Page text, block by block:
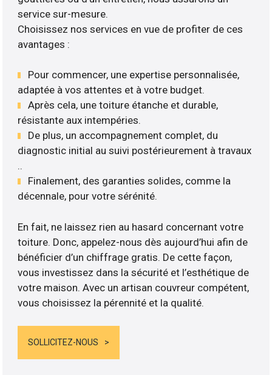
service sur-mesure.
Choisissez nos services en vue de profiter de ces
avantages :
Pour commencer, une expertise personnalisée,
adaptée à vos attentes et à votre budget.
Après cela, une toiture étanche et durable,
résistante aux intempéries.
De plus, un accompagnement complet, du
diagnostic initial au suivi postérieurement à travaux
..
Finalement, des garanties solides, comme la
décennale, pour votre sérénité.
En fait, ne laissez rien au hasard concernant votre
toiture. Donc, appelez-nous dès aujourd’hui afin de
bénéficier d’un chiffrage gratis. De cette façon,
vous investissez dans la sécurité et l’esthétique de
votre maison. Avec un artisan couvreur compétent,
vous choisissez la pérennité et la qualité.
SOLLICITEZ-NOUS